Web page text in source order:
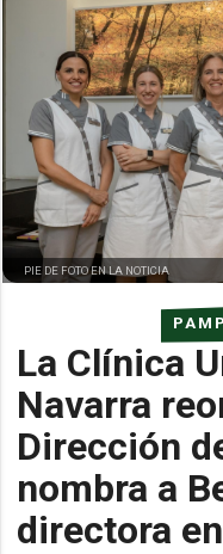
La Clínica
Navarra
Dirección
nombra a
directora
PIE DE FOTO EN LA NOTICIA